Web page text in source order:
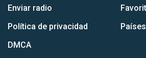
Enviar radio
Política de privacidad
DMCA
Países